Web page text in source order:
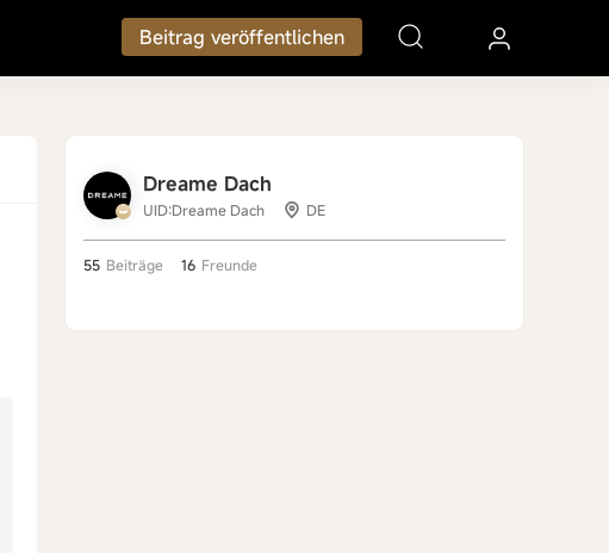
Beitrag veröffentlichen
Dreame Dach
UID:Dreame Dach DE
55 Beiträge 16 Freunde